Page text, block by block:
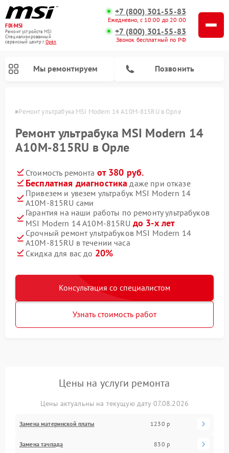
FIX-MSI
Ремонт устройств MSI
Специализированный
cервисный центр г.Орёл
+7 (800) 301-55-83
Ежедневно, с 10:00 до 20:00
+7 (800) 301-55-83
Звонок бесплатный по РФ
Мы ремонтируем Позвонить
Орле Ремонт ультрабука MSI Modern 14 A10M-815RU в Орле
Ремонт ультрабука MSI Modern 14
A10M-815RU в Орле
Стоимость ремонта от 380 руб.
Бесплатная диагностика даже при отказе
Привезем и увезем ультрабук MSI Modern 14
A10M-815RU сами
Гарантия на наши работы по ремонту ультрабуков
MSI Modern 14 A10M-815RU до 3-х лет
Срочный ремонт ультрабуков MSI Modern 14
A10M-815RU в течении часа
Скидка для вас до 20%
Консультация со специалистом
Узнать стоимость работ
Цены на услуги ремонта
Цены актуальны на текущую дату 07.08.2026
Замена материнской платы 1230 р
Замена тачпада 830 р